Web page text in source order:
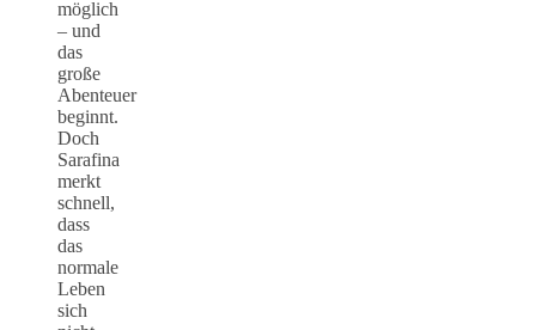
möglich
– und
das
große
Abenteuer
beginnt.
Doch
Sarafina
merkt
schnell,
dass
das
normale
Leben
sich